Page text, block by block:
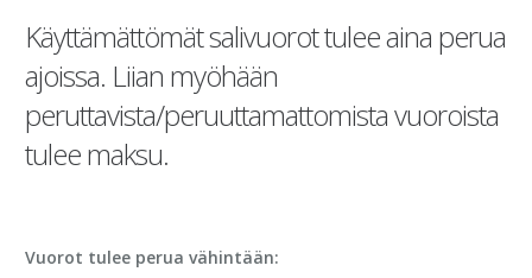
Kilpaurheilu
Tapahtumat
Ilmoittautuminen
Käyttämättömät salivuorot tulee aina perua
ajoissa. Liian myöhään
peruttavista/peruuttamattomista vuoroista
tulee maksu.
Vuorot tulee perua vähintään: